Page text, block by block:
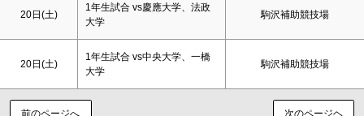
20日(土)
1年生試合 vs慶應大学、法政
大学
駒沢補助競技場
20日(土)
1年生試合 vs中央大学、一橋
大学
駒沢補助競技場
前のページへ 次のページヘ